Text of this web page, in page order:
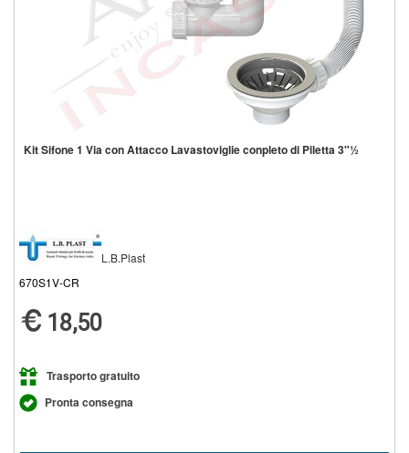
Kit Sifone 1 Via con Attacco Lavastoviglie conpleto di Piletta 3"½
L.B.Plast
670S1V-CR
18,50
Trasporto gratuito
Pronta consegna